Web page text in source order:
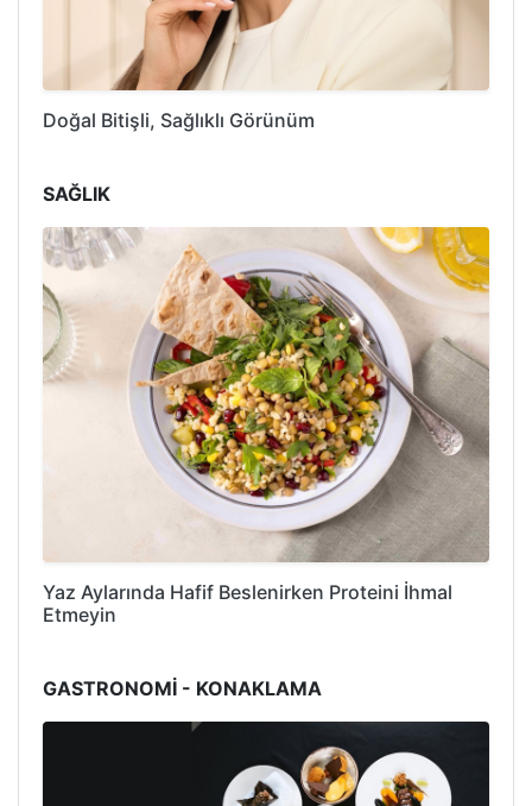
Doğal Bitişli, Sağlıklı Görünüm
SAĞLIK
Yaz Aylarında Hafif Beslenirken Proteini İhmal
Etmeyin
GASTRONOMİ - KONAKLAMA